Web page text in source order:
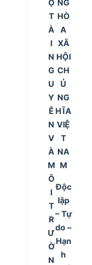
Ộ
T
À
I
N
G
U
Y
Ê
N
V
À
M
Ô
I
T
R
Ư
Ờ
N
NG
HÒ
A
XÃ
HỘI
CH
Ủ
NG
HĨA
VIỆ
T
NA
M
Độc
lập
– Tự
do –
Hạn
h